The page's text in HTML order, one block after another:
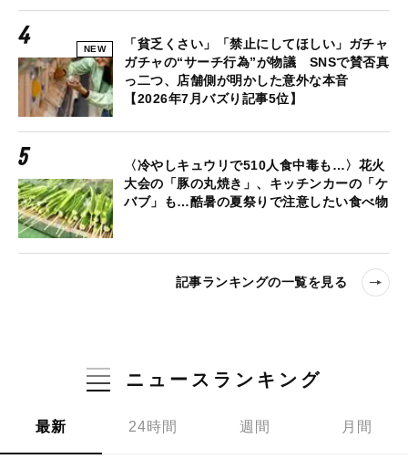
NEW
「貧乏くさい」「禁止にしてほしい」ガチャ
ガチャの“サーチ行為”が物議 SNSで賛否真
っ二つ、店舗側が明かした意外な本音
【2026年7月バズり記事5位】
〈冷やしキュウリで510人食中毒も…〉花火
大会の「豚の丸焼き」、キッチンカーの「ケ
バブ」も…酷暑の夏祭りで注意したい食べ物
記事ランキングの一覧を見る
ニュースランキング
最新 24時間 週間 月間